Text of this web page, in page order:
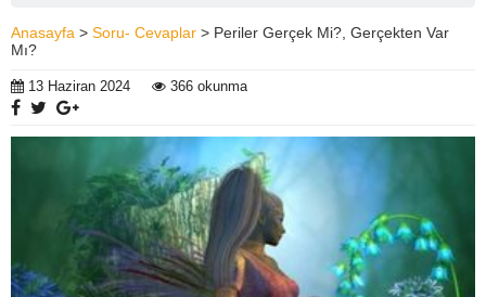
Anasayfa > Soru- Cevaplar > Periler Gerçek Mi?, Gerçekten Var
Mı?
13 Haziran 2024 366 okunma